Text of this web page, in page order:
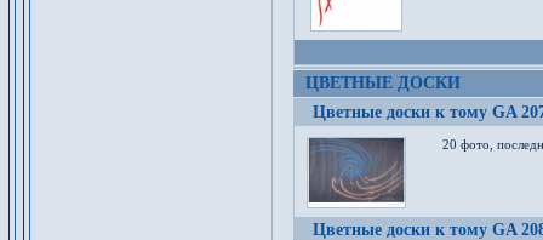
ЦВЕТНЫЕ ДОСКИ
Цветные доски к тому GA
20 фото,
Цветные доски к тому GA